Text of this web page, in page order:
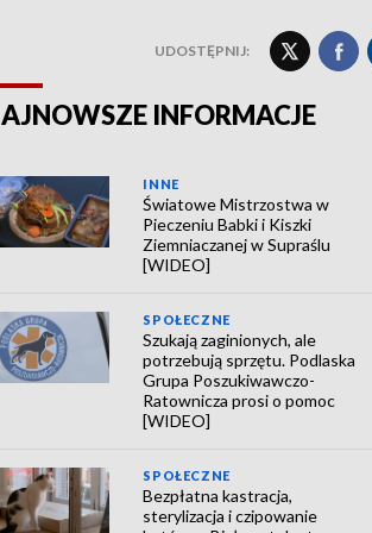
UDOSTĘPNIJ:
INFORMACJE
INNE
Światowe Mistrzostwa w
Pieczeniu Babki i Kiszki
Ziemniaczanej w Supraślu
[WIDEO]
SPOŁECZNE
Szukają zaginionych, ale
potrzebują sprzętu. Podlaska
Grupa Poszukiwawczo-
Ratownicza prosi o pomoc
[WIDEO]
SPOŁECZNE
Bezpłatna kastracja,
sterylizacja i czipowanie